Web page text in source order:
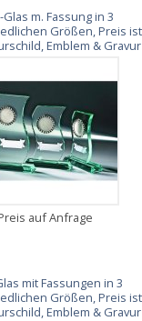
Glas m. Fassung in 3
Größen, Preis ist
Emblem & Gravur
auf Anfrage
mit Fassungen in 3
Größen, Preis ist
Emblem & Gravur